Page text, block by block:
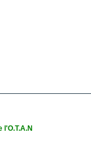
l'O.T.A.N